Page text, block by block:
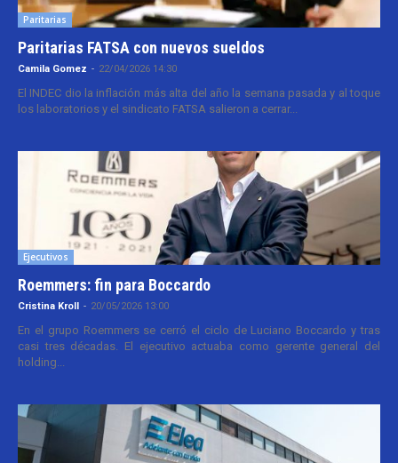
Paritarias
Paritarias FATSA con nuevos sueldos
Camila Gomez - 22/04/2026 14:30
El INDEC dio la inflación más alta del año la semana pasada y al toque
los laboratorios y el sindicato FATSA salieron a cerrar...
Ejecutivos
Roemmers: fin para Boccardo
Cristina Kroll - 20/05/2026 13:00
En el grupo Roemmers se cerró el ciclo de Luciano Boccardo y tras
casi tres décadas. El ejecutivo actuaba como gerente general del
holding...